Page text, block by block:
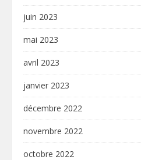
juin 2023
mai 2023
avril 2023
janvier 2023
décembre 2022
novembre 2022
octobre 2022